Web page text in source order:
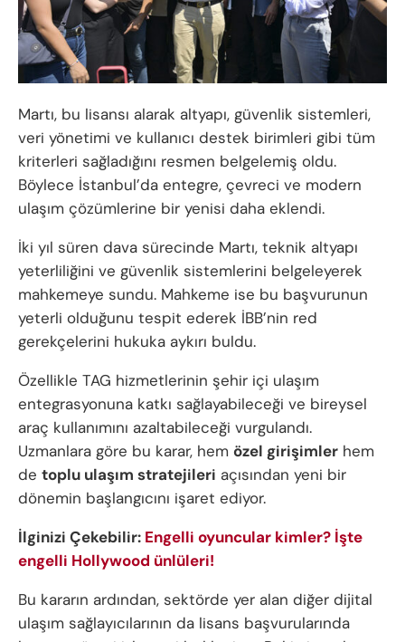
Martı, bu lisansı alarak altyapı, güvenlik sistemleri,
veri yönetimi ve kullanıcı destek birimleri gibi tüm
kriterleri sağladığını resmen belgelemiş oldu.
Böylece İstanbul’da entegre, çevreci ve modern
ulaşım çözümlerine bir yenisi daha eklendi.
İki yıl süren dava sürecinde Martı, teknik altyapı
yeterliliğini ve güvenlik sistemlerini belgeleyerek
mahkemeye sundu. Mahkeme ise bu başvurunun
yeterli olduğunu tespit ederek İBB’nin red
gerekçelerini hukuka aykırı buldu.
Özellikle TAG hizmetlerinin şehir içi ulaşım
entegrasyonuna katkı sağlayabileceği ve bireysel
araç kullanımını azaltabileceği vurgulandı.
Uzmanlara göre bu karar, hem özel girişimler hem
de toplu ulaşım stratejileri açısından yeni bir
dönemin başlangıcını işaret ediyor.
İlginizi Çekebilir: Engelli oyuncular kimler? İşte
engelli Hollywood ünlüleri!
Bu kararın ardından, sektörde yer alan diğer dijital
ulaşım sağlayıcılarının da lisans başvurularında